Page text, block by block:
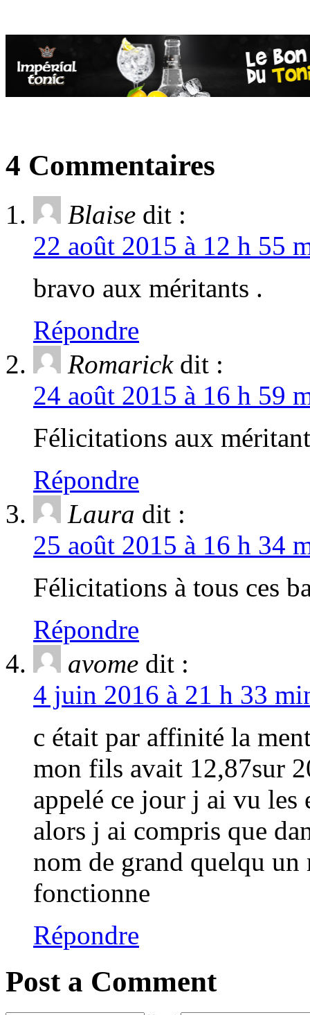
4 Commentaires
Blaise dit :
22 août 2015 à 12 h 55
bravo aux méritants .
Répondre
Romarick dit :
24 août 2015 à 16 h 59
Félicitations aux
Répondre
Laura dit :
25 août 2015 à 16 h 34
Félicitations à tous ces
Répondre
avome dit :
4 juin 2016 à 21 h 33
c était par affinité la
mon fils avait 12,87sur
appelé ce jour j ai vu les
alors j ai compris que
nom de grand quelqu un
fonctionne
Répondre
Post a Comment